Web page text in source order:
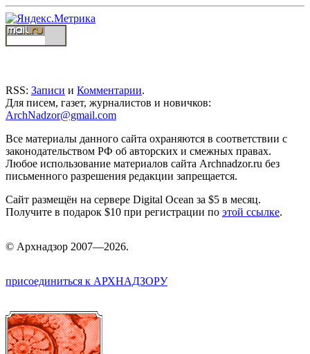
RSS: Записи и Комментарии.
Для писем, газет, журналистов и новичков:
ArchNadzor@gmail.com
Все материалы данного сайта охраняются в соответствии с
законодательством РФ об авторских и смежных правах.
Любое использование материалов сайта Archnadzor.ru без
письменного разрешения редакции запрещается.
Сайт размещён на сервере Digital Ocean за $5 в месяц.
Получите в подарок $10 при регистрации по этой ссылке.
© Архнадзор 2007—2026.
присоединиться к АРХНАДЗОРУ